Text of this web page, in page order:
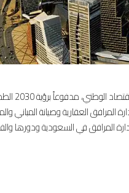
يعتبر قطاع
المرافق العقارية وصيانة المباني
في السعودية ودورها